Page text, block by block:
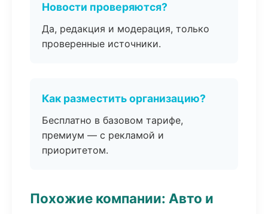
Новости проверяются?
Да, редакция и модерация, только
проверенные источники.
Как разместить организацию?
Бесплатно в базовом тарифе,
премиум — с рекламой и
приоритетом.
Похожие компании: Авто и